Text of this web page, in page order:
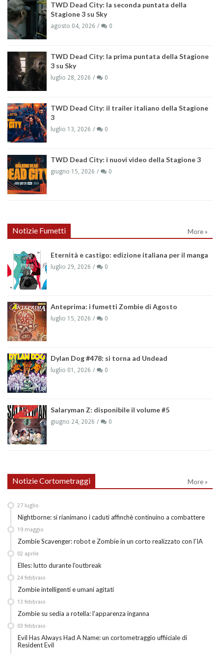
TWD Dead City: la seconda puntata della
Stagione 3 su Sky
agosto 04, 2026 0
TWD Dead City: la prima puntata della Stagione
3 su Sky
luglio 28, 2026 0
TWD Dead City: il trailer italiano della Stagione
3
luglio 13, 2026 0
TWD Dead City: i nuovi video della Stagione 3
giugno 15, 2026 0
Notizie Fumetti More »
Eternità e castigo: edizione italiana per il manga
luglio 29, 2026 0
Anteprima: i fumetti Zombie di Agosto
luglio 15, 2026 0
Dylan Dog #478: si torna ad Undead
luglio 01, 2026 0
Salaryman Z: disponibile il volume #5
giugno 24, 2026 0
Notizie Cortometraggi More »
Nightborne: si rianimano i caduti affinchè continuino a combattere
27 luglio
Zombie Scavenger: robot e Zombie in un corto realizzato con l'IA
19 maggio
Elles: lutto durante l'outbreak
02 aprile
Zombie intelligenti e umani agitati
24 febbraio
Zombie su sedia a rotella: l'apparenza inganna
13 febbraio
Evil Has Always Had A Name: un cortometraggio uffiiciale di
Resident Evil
03 febbraio